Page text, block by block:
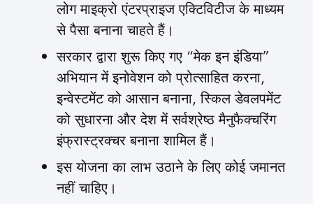
लोग माइक्रो एंटरप्राइज एक्टिविटीज के माध्यम
से पैसा बनाना चाहते हैं।
सरकार द्वारा शुरू किए गए “मेक इन इंडिया”
अभियान में इनोवेशन को प्रोत्साहित करना,
इन्वेस्टमेंट को आसान बनाना, स्किल डेवलपमेंट
को सुधारना और देश में सर्वश्रेष्ठ मैनुफैक्चरिंग
इंफ्रास्ट्रक्चर बनाना शामिल हैं।
इस योजना का लाभ उठाने के लिए कोई जमानत
नहीं चाहिए।